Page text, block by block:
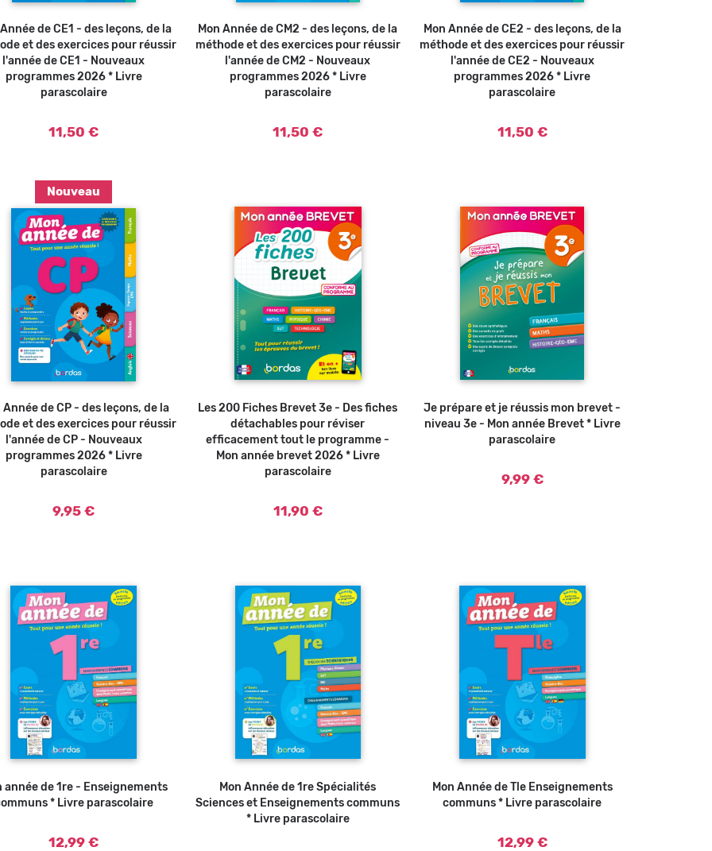
Ajouter au panier
de CE1 - des leçons, de la
et des exercices pour réussir
l'année de CE1 - Nouveaux
programmes 2026 * Livre
parascolaire
11,50 €
Ajouter au panier
Mon Année de CM2 - des leçons, de la
méthode et des exercices pour réussir
l'année de CM2 - Nouveaux
programmes 2026 * Livre
parascolaire
11,50 €
Ajouter au panier
Mon Année de CE2 - des leçons, de la
méthode et des exercices pour réussir
l'année de CE2 - Nouveaux
programmes 2026 * Livre
parascolaire
11,50 €
Nouveau
Ajouter au panier
Année de CP - des leçons, de la
et des exercices pour réussir
l'année de CP - Nouveaux
programmes 2026 * Livre
parascolaire
9,95 €
Les 200 Fiches Brevet 3e - Des fiches
détachables pour réviser
efficacement tout le programme -
Mon année brevet 2026 * Livre
parascolaire
11,90 €
Ajouter au panier
Je prépare et je réussis mon brevet -
niveau 3e - Mon année Brevet * Livre
parascolaire
9,99 €
Ajouter au panier
année de 1re - Enseignements
* Livre parascolaire
12,99 €
Ajouter au panier
Mon Année de 1re Spécialités
Sciences et Enseignements communs
* Livre parascolaire
Ajouter au panier
Mon Année de Tle Enseignements
communs * Livre parascolaire
12,99 €